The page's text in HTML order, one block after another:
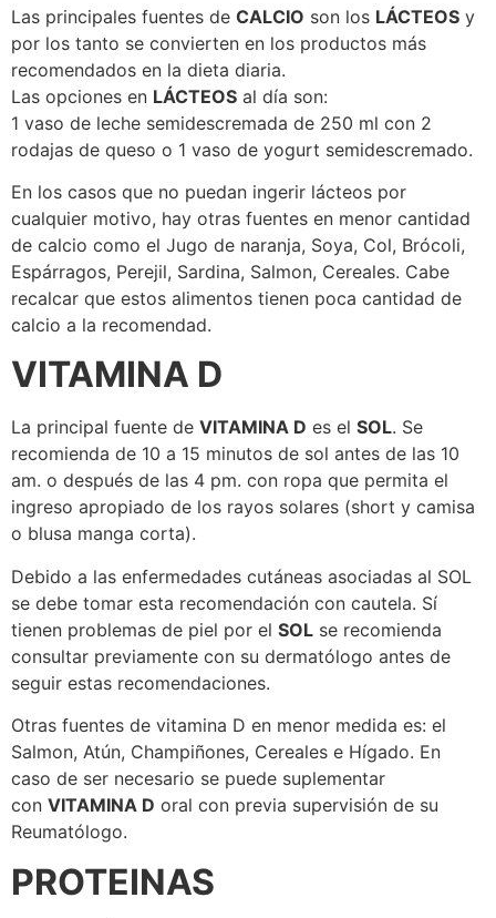
Las principales fuentes de CALCIO son los LÁCTEOS y
por los tanto se convierten en los productos más
recomendados en la dieta diaria.
Las opciones en LÁCTEOS al día son:
1 vaso de leche semidescremada de 250 ml con 2
rodajas de queso o 1 vaso de yogurt semidescremado.
En los casos que no puedan ingerir lácteos por
cualquier motivo, hay otras fuentes en menor cantidad
de calcio como el Jugo de naranja, Soya, Col, Brócoli,
Espárragos, Perejil, Sardina, Salmon, Cereales. Cabe
recalcar que estos alimentos tienen poca cantidad de
calcio a la recomendad.
VITAMINA D
La principal fuente de VITAMINA D es el SOL. Se
recomienda de 10 a 15 minutos de sol antes de las 10
am. o después de las 4 pm. con ropa que permita el
ingreso apropiado de los rayos solares (short y camisa
o blusa manga corta).
Debido a las enfermedades cutáneas asociadas al SOL
se debe tomar esta recomendación con cautela. Sí
tienen problemas de piel por el SOL se recomienda
consultar previamente con su dermatólogo antes de
seguir estas recomendaciones.
Otras fuentes de vitamina D en menor medida es: el
Salmon, Atún, Champiñones, Cereales e Hígado. En
caso de ser necesario se puede suplementar
con VITAMINA D oral con previa supervisión de su
Reumatólogo.
PROTEINAS